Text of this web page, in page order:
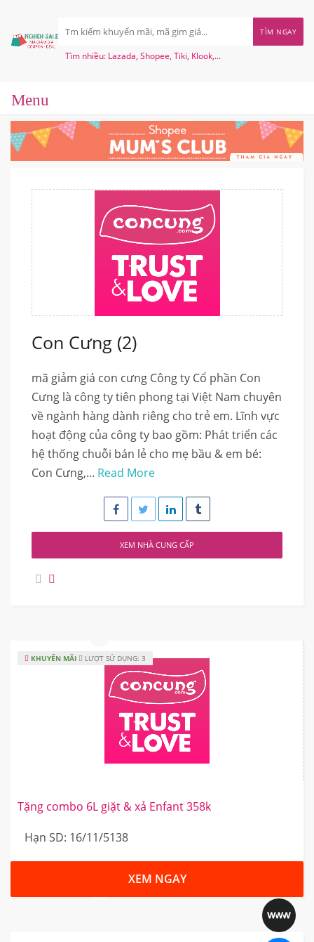
TÌM NGAY
Tìm nhiều: Lazada, Shopee, Tiki, Klook,...
Con Cưng (2)
mã giảm giá con cưng Công ty Cổ phần Con
Cưng là công ty tiên phong tại Việt Nam chuyên
về ngành hàng dành riêng cho trẻ em. Lĩnh vực
hoạt động của công ty bao gồm: Phát triển các
hệ thống chuỗi bán lẻ cho mẹ bầu & em bé:
Con Cưng,... Read More
XEM NHÀ CUNG CẤP
KHUYẾN MÃI LƯỢT SỬ DỤNG: 3
Tặng combo 6L giặt & xả Enfant 358k
Hạn SD: 16/11/5138
XEM NGAY